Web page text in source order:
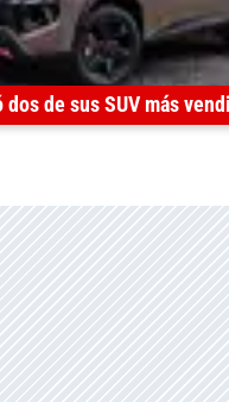
dos de sus SUV más